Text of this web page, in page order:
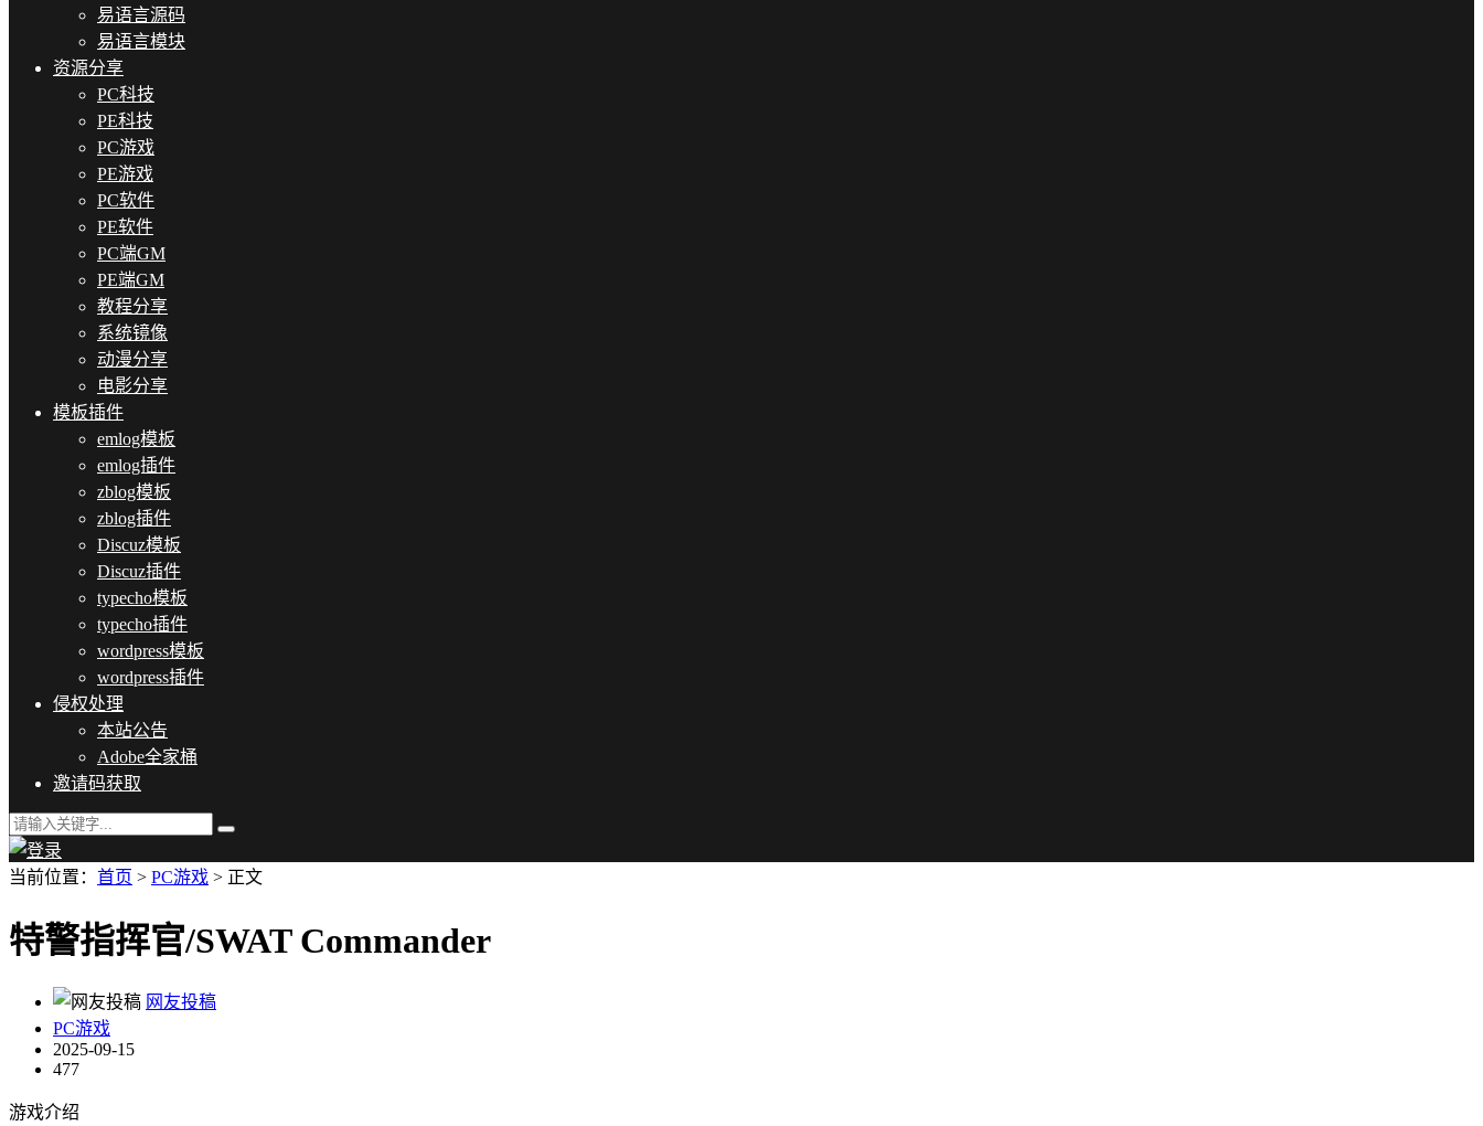
易语言源码
易语言模块
资源分享
PC科技
PE科技
PC游戏
PE游戏
PC软件
PE软件
PC端GM
PE端GM
教程分享
系统镜像
动漫分享
电影分享
模板插件
emlog模板
emlog插件
zblog模板
zblog插件
Discuz模板
Discuz插件
typecho模板
typecho插件
wordpress模板
wordpress插件
侵权处理
本站公告
Adobe全家桶
邀请码获取
当前位置： 首页 > PC游戏 > 正文
特警指挥官/SWAT Commander
网友投稿
PC游戏
2025-09-15
477
游戏介绍